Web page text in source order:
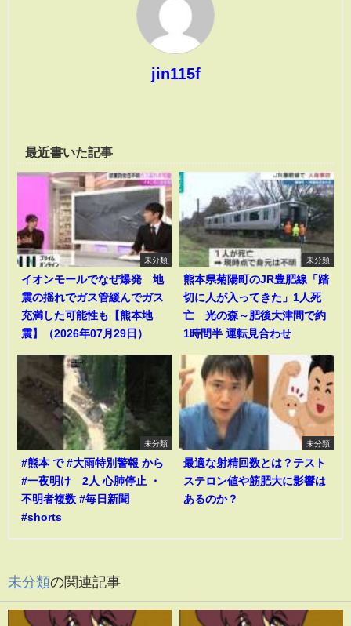
jin115f
最近書いた記事
未分類
イオンモールでなぜ爆発 地
震の揺れでガス管緩んでガス
充満した可能性も【熊本地
震】（2026年07月29日）
未分類
熊本県菊陽町のJR豊肥線「踏
切に人が入ってきた」1人死
亡 光の森～肥後大津間で約
1時間半 運転見合わせ
未分類
#熊本 で #大雨特別警報 から
#一夜明け 2人 心肺停止 ・
不明者複数 #毎日新聞
#shorts
未分類
最適な射精回数とは？テスト
ステロン値や筋肥大に影響は
あるのか？
未分類の関連記事